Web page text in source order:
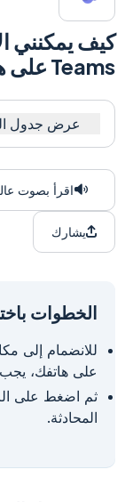
كيف يمكنني
Teams على هاتفي؟
عرض جدول
اقرأ بصوت
يشارك
الخطوات
على هاتفك، يجب
ثم اضغط على
المحادثة.